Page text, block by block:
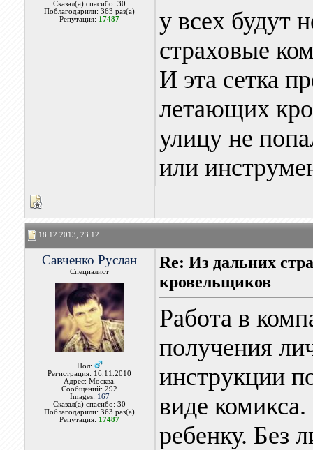
Сказал(а) спасибо: 30
Поблагодарили: 363 раз(а)
Репутация: 17487
у всех будут
страховые
И эта сетка
летающих
улицу не
или
18.12.2013, 23:12
Савченко Руслан
Специалист
Пол:
Регистрация: 16.11.2010
Адрес: Москва.
Сообщений: 292
Images: 167
Сказал(а) спасибо: 30
Поблагодарили: 363 раз(а)
Репутация: 17487
Re: Из дальних
кровельщиков
Работа в
получения
инструкции
виде
ребенку. Без